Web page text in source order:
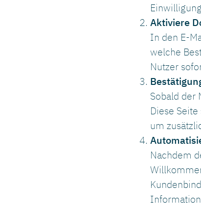
Aktiviere
In den E-
welche
Nutzer
Sobald der
Diese
um
Nachdem